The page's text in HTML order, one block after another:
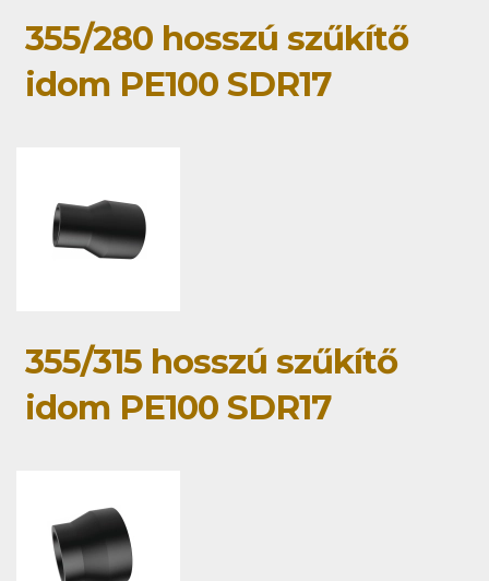
355/280 hosszú szűkítő
idom PE100 SDR17
355/315 hosszú szűkítő
idom PE100 SDR17